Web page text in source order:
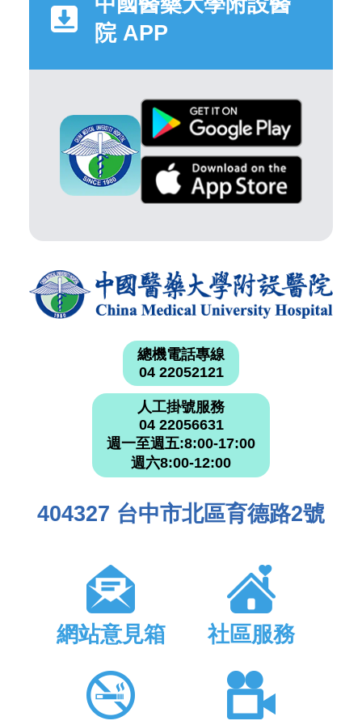
院 APP
總機電話專線
04 22052121
人工掛號服務
04 22056631
週一至週五:8:00-17:00
週六8:00-12:00
404327 台中市北區育德路2號
網站意見箱 社區服務